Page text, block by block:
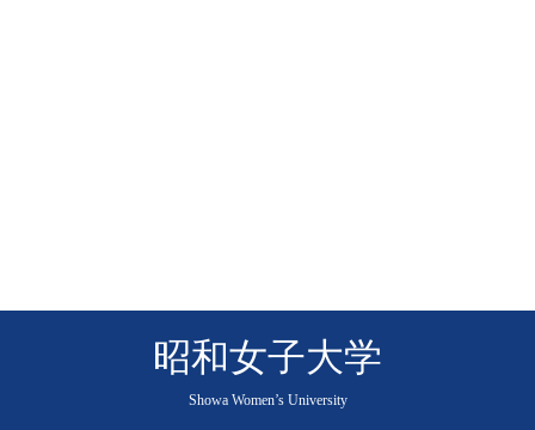
昭和女子大学
Showa Women’s University